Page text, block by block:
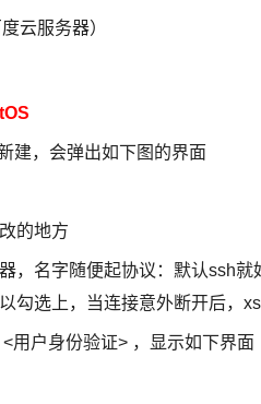
服务器）
建，会弹出如下图的界面
的地方
，名字随便起协议：默认ssh
勾选上，当连接意外断开后，
用户身份验证> ，显示如下界面